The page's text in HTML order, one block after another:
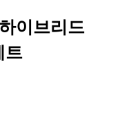
이브리드
트